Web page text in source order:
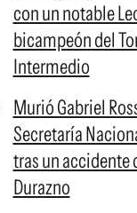
con un notable
bicampeón del
Intermedio
Murió Gabriel
Secretaría
tras un accidente
Durazno